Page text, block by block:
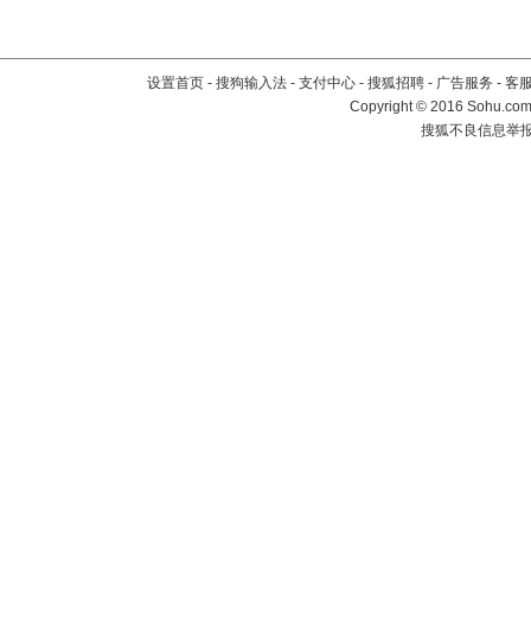
设置首页 - 搜狗输入法 - 支付中心 - 搜狐招聘 - 广告服务 - 客
Copyright©2016
搜狐不良信息举